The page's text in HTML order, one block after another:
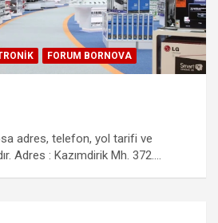
FORUM BORNOVA
adres, telefon, yol tarifi ve
Adres : Kazımdirik Mh. 372.…